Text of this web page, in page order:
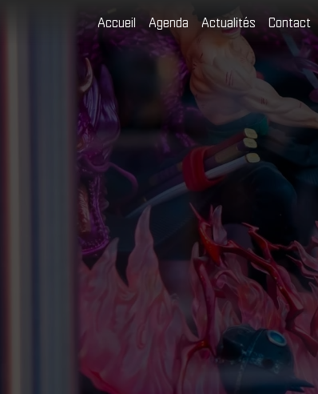
Accueil Agenda Actualités Contact